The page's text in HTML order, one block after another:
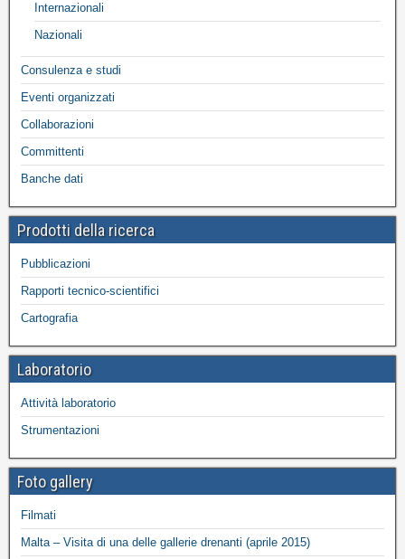
Internazionali
Nazionali
Consulenza e studi
Eventi organizzati
Collaborazioni
Committenti
Banche dati
Prodotti della ricerca
Pubblicazioni
Rapporti tecnico-scientifici
Cartografia
Laboratorio
Attività laboratorio
Strumentazioni
Foto gallery
Filmati
Malta – Visita di una delle gallerie drenanti (aprile 2015)